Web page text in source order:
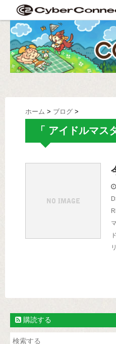
ホーム > ブログ >
「 アイドルマス
ド
購読する